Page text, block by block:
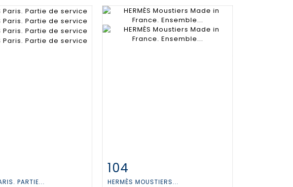
PARTIE...
Fiche détaillée
104
HERMÈS MOUSTIERS...